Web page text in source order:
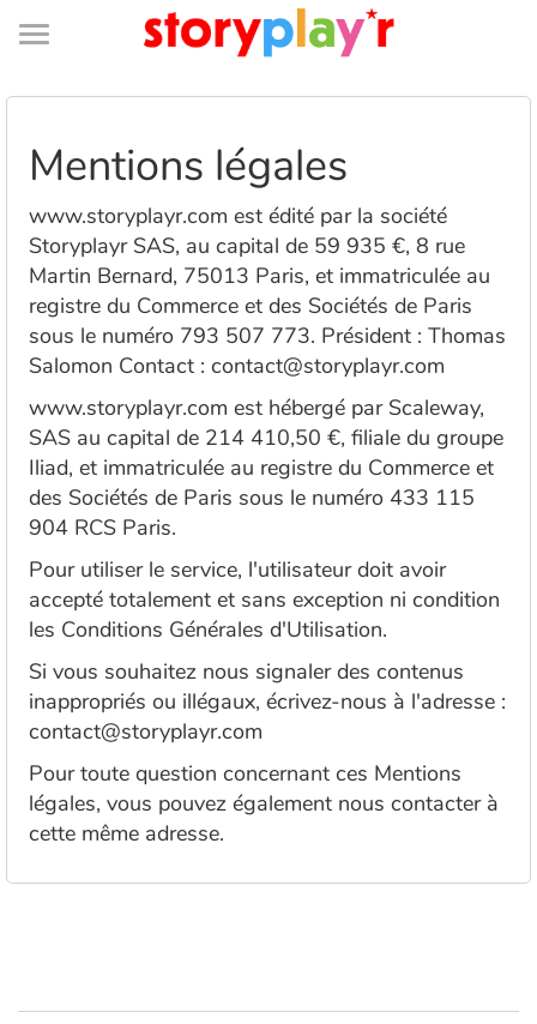
Connexion
Bibliothèque
de
Menu ➜ EN
Je me connecte
Tester gratuitement
Bibliothèque
Prix
Accueil
Contes d'ici et d'ailleurs
Princesses et princes, rois, reines et dragons
Ogres, monstres et sorcières
Héroïnes et héros
Écologie, nature, saisons
Les animaux
Mentions légales
www.storyplayr.com est édité par la société
Storyplayr SAS, au capital de 59 935 €, 8 rue
Martin Bernard, 75013 Paris, et immatriculée au
registre du Commerce et des Sociétés de Paris
sous le numéro 793 507 773. Président : Thomas
Salomon Contact : contact@storyplayr.com
www.storyplayr.com est hébergé par Scaleway,
SAS au capital de 214 410,50 €, filiale du groupe
Iliad, et immatriculée au registre du Commerce et
des Sociétés de Paris sous le numéro 433 115
904 RCS Paris.
Pour utiliser le service, l'utilisateur doit avoir
accepté totalement et sans exception ni condition
les Conditions Générales d'Utilisation.
Si vous souhaitez nous signaler des contenus
inappropriés ou illégaux, écrivez-nous à l'adresse :
contact@storyplayr.com
Pour toute question concernant ces Mentions
légales, vous pouvez également nous contacter à
cette même adresse.